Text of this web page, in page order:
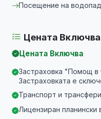
Посещение на
Цената
Цената Включва
Застраховка "Помощ в
Застраховката е
Транспорт и
Лицензиран планински